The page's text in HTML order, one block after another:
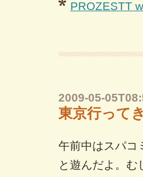
PROZESTT
2009-05-
東京行って
午前中はスパコ
と遊んだよ。む